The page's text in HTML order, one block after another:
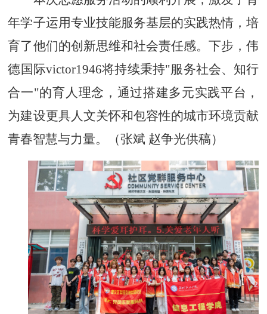
年学子运用专业技能服务基层的实践热情，培
育了他们的创新思维和社会责任感。下步，伟
德国际victor1946将持续秉持"服务社会、知行
合一"的育人理念，通过搭建多元实践平台，
为建设更具人文关怀和包容性的城市环境贡献
青春智慧与力量。（张斌 赵争光供稿）